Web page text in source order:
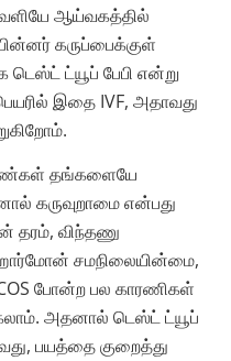
ஆய்வகத்தில்
கருப்பைக்குள்
ட்யூப் பேபி என்று
இதை IVF, அதாவது
தங்களையே
கருவுறாமை என்பது
தரம், விந்தணு
சமநிலையின்மை,
போன்ற பல காரணிகள்
அதனால் டெஸ்ட் ட்யூப்
பயத்தை குறைத்து